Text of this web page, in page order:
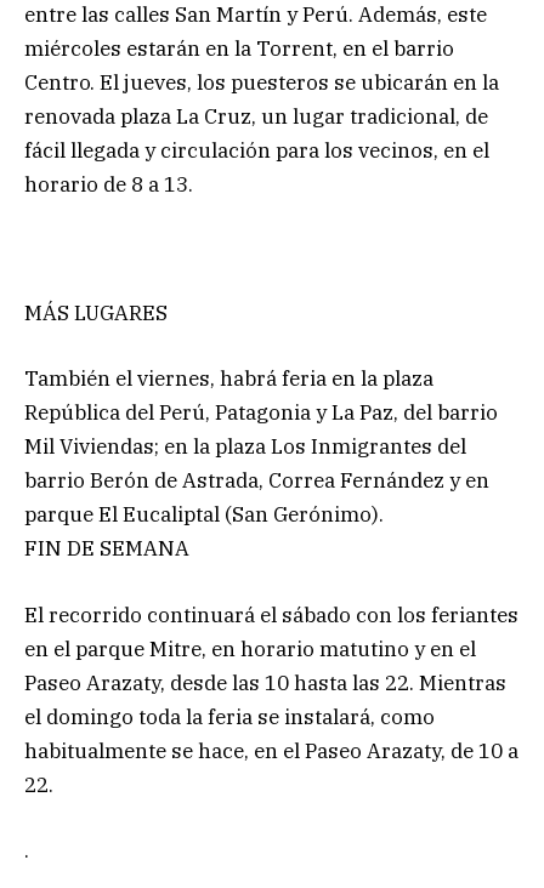
entre las calles San Martín y Perú. Además, este
miércoles estarán en la Torrent, en el barrio
Centro. El jueves, los puesteros se ubicarán en la
renovada plaza La Cruz, un lugar tradicional, de
fácil llegada y circulación para los vecinos, en el
horario de 8 a 13.
MÁS LUGARES
También el viernes, habrá feria en la plaza
República del Perú, Patagonia y La Paz, del barrio
Mil Viviendas; en la plaza Los Inmigrantes del
barrio Berón de Astrada, Correa Fernández y en
parque El Eucaliptal (San Gerónimo).
FIN DE SEMANA
El recorrido continuará el sábado con los feriantes
en el parque Mitre, en horario matutino y en el
Paseo Arazaty, desde las 10 hasta las 22. Mientras
el domingo toda la feria se instalará, como
habitualmente se hace, en el Paseo Arazaty, de 10 a
22.
.